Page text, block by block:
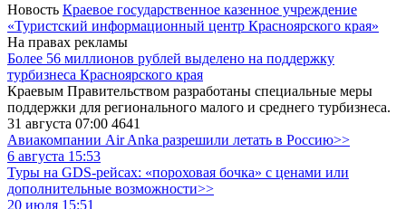
Новость Краевое государственное казенное учреждение
«Туристский информационный центр Красноярского края»
На правах рекламы
Более 56 миллионов рублей выделено на поддержку
турбизнеса Красноярского края
Краевым Правительством разработаны специальные меры
поддержки для регионального малого и среднего турбизнеса.
31 августа 07:00 4641
Авиакомпании Air Anka разрешили летать в Россию>>
6 августа 15:53
Туры на GDS-рейсах: «пороховая бочка» с ценами или
дополнительные возможности>>
20 июля 15:51